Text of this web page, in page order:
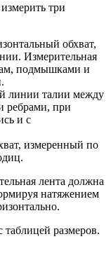
три
обхват,
Измерительная
подмышками и
линии талии между
ребрами, при
и с
измеренный по
лента должна
натяжением
таблицей размеров.